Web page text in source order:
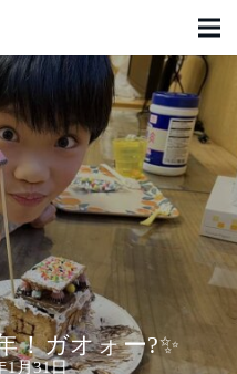
！ガオォー?✨
1月31日